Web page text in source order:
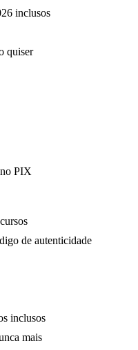
inclusos
quiser
PIX
de autenticidade
inclusos
mais